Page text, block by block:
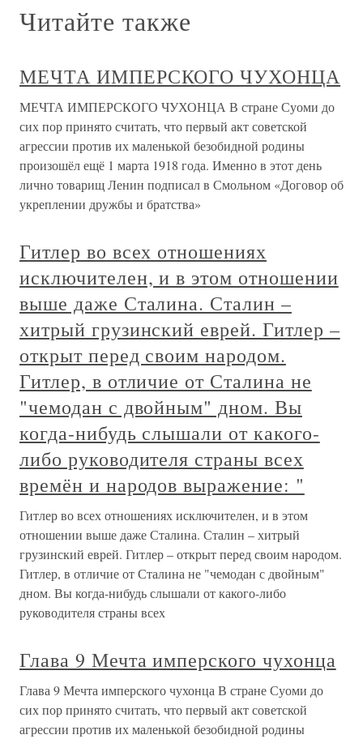
Читайте также
МЕЧТА ИМПЕРСКОГО ЧУХОНЦА
МЕЧТА ИМПЕРСКОГО ЧУХОНЦА В стране Суоми до
сих пор принято считать, что первый акт советской
агрессии против их маленькой безобидной родины
произошёл ещё 1 марта 1918 года. Именно в этот день
лично товарищ Ленин подписал в Смольном «Договор об
укреплении дружбы и братства»
Гитлер во всех отношениях
исключителен, и в этом отношении
выше даже Сталина. Сталин –
хитрый грузинский еврей. Гитлер –
открыт перед своим народом.
Гитлер, в отличие от Сталина не
"чемодан с двойным" дном. Вы
когда-нибудь слышали от какого-
либо руководителя страны всех
времён и народов выражение: "
Гитлер во всех отношениях исключителен, и в этом
отношении выше даже Сталина. Сталин – хитрый
грузинский еврей. Гитлер – открыт перед своим народом.
Гитлер, в отличие от Сталина не "чемодан с двойным"
дном. Вы когда-нибудь слышали от какого-либо
руководителя страны всех
Глава 9 Мечта имперского чухонца
Глава 9 Мечта имперского чухонца В стране Суоми до
сих пор принято считать, что первый акт советской
агрессии против их маленькой безобидной родины